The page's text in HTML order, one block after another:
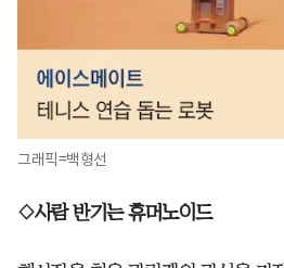
그래픽=백형선
◇사람 반기는 휴머노이드